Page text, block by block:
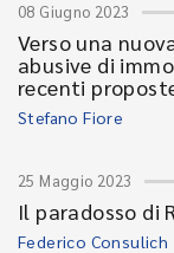
08 Giugno 2023
Verso una
abusive di
recenti
Stefano Fiore
25 Maggio 2023
Il paradosso di
Federico Consulich